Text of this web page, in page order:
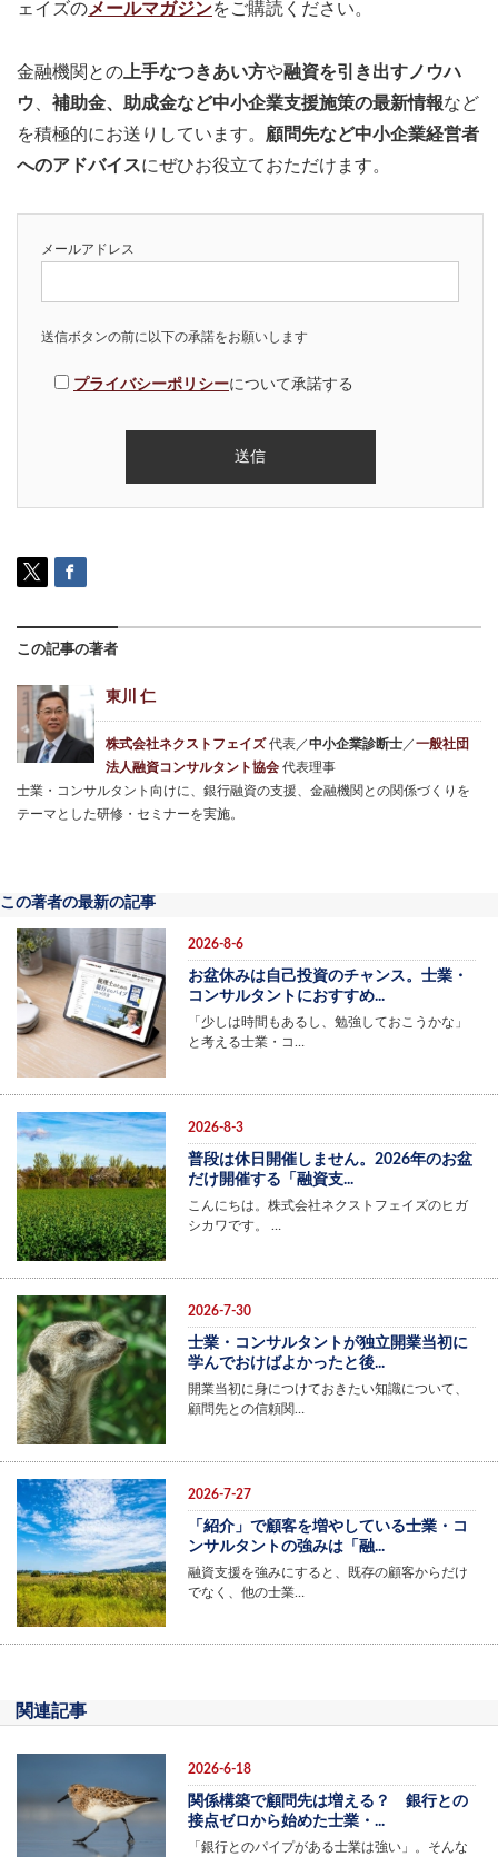
ェイズのメールマガジンをご購読ください。
金融機関との 上手なつきあい方や融資を引き出すノウハ
ウ
補助金、助成金など中小企業支援施策の最新情報など
を積極的にお送りしています。 顧問先など中小企業経営者
へのアドバイスにぜひお役立ておただけます。
メールアドレス
送信ボタンの前に以下の承諾をお願いします
プライバシーポリシーについて承諾する
この記事の著者
東川 仁
株式会社ネクストフェイズ 代表／中小企業診断士／一般社団
法人融資コンサルタント協会 代表理事
士業・コンサルタント向けに、銀行融資の支援、金融機関との関係づくりを
テーマとした研修・セミナーを実施。
この著者の最新の記事
2026-8-6
お盆休みは自己投資のチャンス。士業・
コンサルタントにおすすめ...
「少しは時間もあるし、勉強しておこうかな」
と考える士業・コ…
2026-8-3
普段は休日開催しません。2026年のお盆
だけ開催する「融資支...
こんにちは。株式会社ネクストフェイズのヒガ
シカワです。 …
2026-7-30
士業・コンサルタントが独立開業当初に
学んでおけばよかったと後...
開業当初に身につけておきたい知識について、
顧問先との信頼関…
2026-7-27
「紹介」で顧客を増やしている士業・コ
ンサルタントの強みは「融...
融資支援を強みにすると、既存の顧客からだけ
でなく、他の士業…
関連記事
2026-6-18
関係構築で顧問先は増える？ 銀行との
接点ゼロから始めた士業・...
「銀行とのパイプがある士業は強い」。そんな